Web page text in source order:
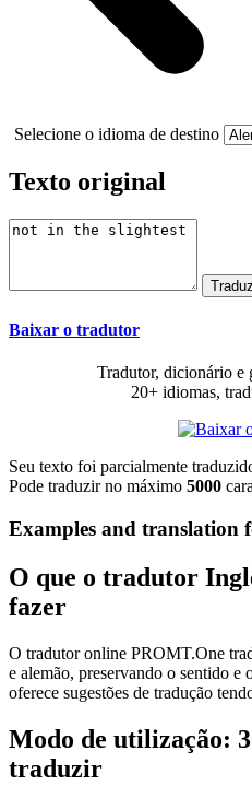
Selecione o idioma de destino
Texto original
Baixar o tradutor
Tradutor, dicionário e
20+ idiomas,
Seu texto foi parcialmente
Pode traduzir no máximo 5000
Examples and translation
O que o tradutor
fazer
O tradutor online PROMT.One
e alemão, preservando o sentido e
oferece sugestões de tradução
Modo de utilização: 3
traduzir